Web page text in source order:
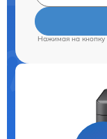
Нажимая на кнопку